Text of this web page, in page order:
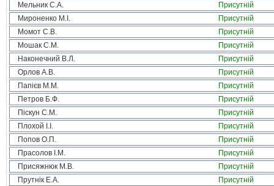
Мельник С.А.
Присутній
Мироненко М.І.
Присутній
Момот С.В.
Присутній
Мошак С.М.
Присутній
Наконечний В.Л.
Присутній
Орлов А.В.
Присутній
Папієв М.М.
Присутній
Петров Б.Ф.
Присутній
Піскун С.М.
Присутній
Плохой І.І.
Присутній
Попов О.П.
Присутній
Прасолов І.М.
Присутній
Присяжнюк М.В.
Присутній
Прутнік Е.А.
Присутній